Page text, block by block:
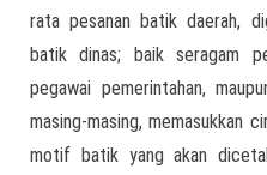
rata pesanan batik daerah,
batik dinas; baik seragam
pegawai pemerintahan,
masing-masing, memasukkan
motif batik yang akan